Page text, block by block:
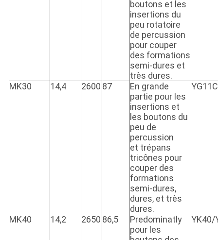
boutons et les
insertions du
peu rotatoire
de percussion
pour couper
des formations
semi-dures et
très dures.
MK30 14,4 2600 87
En grande
partie pour les
insertions et
les boutons du
peu de
percussion
et trépans
tricônes pour
couper des
formations
semi-dures,
dures, et très
dures.
YG11C
MK40 14,2 2650 86,5
Predominatly
pour les
YK40/